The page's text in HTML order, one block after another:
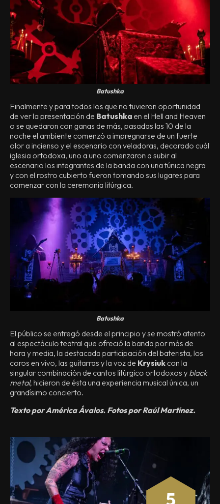
Batushka
Finalmente y para todos los que no tuvieron oportunidad
de ver la presentación de Batushka en el Hell and Heaven
o se quedaron con ganas de más, pasadas las 10 de la
noche el ambiente comenzó a impregnarse de un fuerte
olor a incienso y el escenario con veladoras, decorado cuál
iglesia ortodoxa, uno a uno comenzaron a subir al
escenario los integrantes de la banda con una túnica negra
y con el rostro cubierto fueron tomando sus lugares para
comenzar con la ceremonia litúrgica.
Batushka
El público se entregó desde el principio y se mostró atento
al espectáculo teatral que ofreció la banda por más de
hora y media, la destacada participación del baterista, los
coros en vivo, las guitarras y la voz de Krysiuk con la
singular combinación de cantos litúrgico ortodoxos y black
metal, hicieron de ésta una experiencia musical única, un
grandísimo concierto.
Texto por América Ávalos. Fotos por Raúl Martínez.
5